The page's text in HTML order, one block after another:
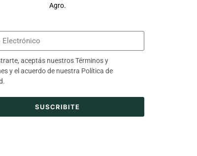
Agro.
aceptás nuestrosTérminos y
y el acuerdo de nuestra Política de
.
SUSCRIBITE